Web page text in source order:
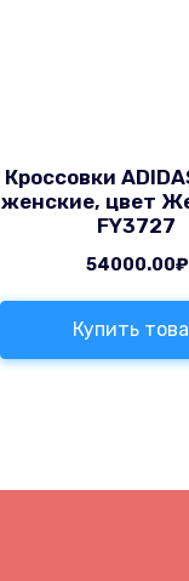
Кроссовки
женские, цвет
FY3727
54000.00₽
Купить